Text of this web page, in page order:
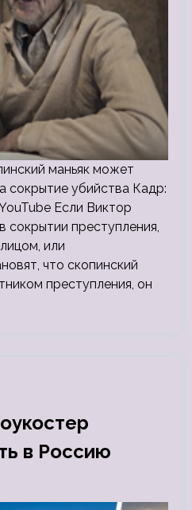
маньяк может
сокрытие убийства Кадр:
Если Виктор
сокрытии преступления,
или
что скопинский
преступления, он
в Россию